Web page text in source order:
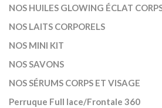
NOS HUILES GLOWING ÉCLAT
NOS LAITS CORPORELS
NOS MINI KIT
NOS SAVONS
NOS SÉRUMS CORPS ET VISAGE
Perruque Full lace/Frontale 360